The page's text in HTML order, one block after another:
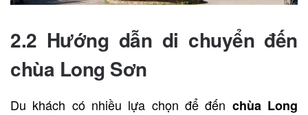
2.2 Hướng dẫn di chuyển đến
chùa Long Sơn
Du khách có nhiều lựa chọn để đến chùa Long